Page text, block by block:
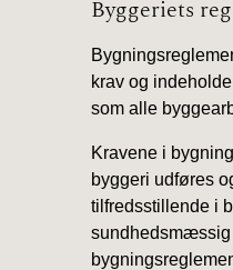
Byggeriets
krav og
som alle
Kravene i
byggeri udføres
tilfredsstillende i